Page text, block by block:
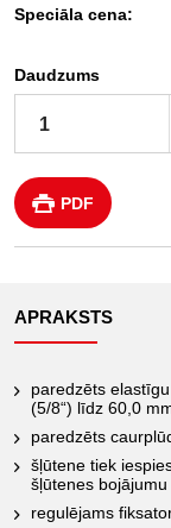
Speciāla cena:
Daudzums
PDF
APRAKSTS
paredzēts
(5/8“) līdz 60,0
paredzēts
šļūtene tiek
šļūtenes bojājumu
regulējams